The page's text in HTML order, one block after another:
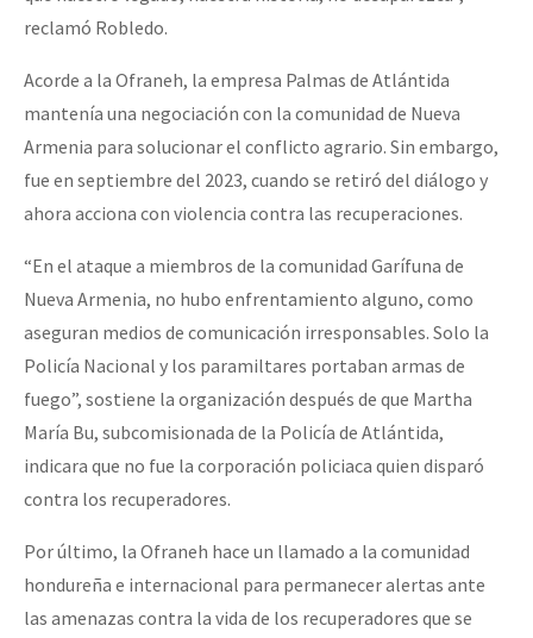
reclamó Robledo.
Acorde a la Ofraneh, la empresa Palmas de Atlántida
mantenía una negociación con la comunidad de Nueva
Armenia para solucionar el conflicto agrario. Sin embargo,
fue en septiembre del 2023, cuando se retiró del diálogo y
ahora acciona con violencia contra las recuperaciones.
“En el ataque a miembros de la comunidad Garífuna de
Nueva Armenia, no hubo enfrentamiento alguno, como
aseguran medios de comunicación irresponsables. Solo la
Policía Nacional y los paramiltares portaban armas de
fuego”, sostiene la organización después de que Martha
María Bu, subcomisionada de la Policía de Atlántida,
indicara que no fue la corporación policiaca quien disparó
contra los recuperadores.
Por último, la Ofraneh hace un llamado a la comunidad
hondureña e internacional para permanecer alertas ante
las amenazas contra la vida de los recuperadores que se